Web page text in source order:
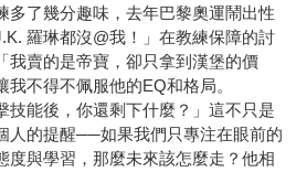
多了幾分趣味，去年巴黎奧運鬧出性
羅琳都沒@我！」在教練保障的討
我賣的是帝寶，卻只拿到漢堡的價
不得不佩服他的EQ和格局。
技能後，你還剩下什麼？」這不只是
人的提醒──如果我們只專注在眼前的
度與學習，那麼未來該怎麼走？他相